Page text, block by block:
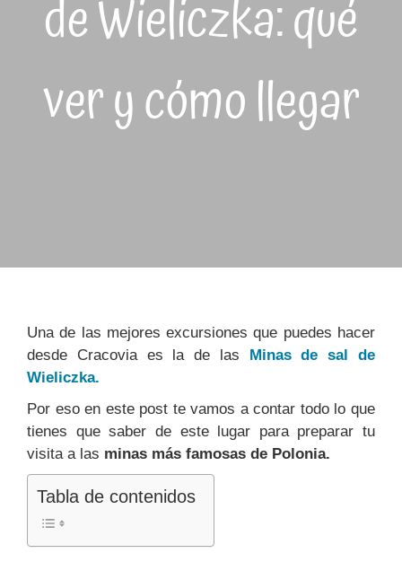
de Wieliczka: qué
ver y cómo llegar
Una de las mejores excursiones que puedes hacer
desde Cracovia es la de las Minas de sal de
Wieliczka.
Por eso en este post te vamos a contar todo lo que
tienes que saber de este lugar para preparar tu
visita a las minas más famosas de Polonia.
Tabla de contenidos